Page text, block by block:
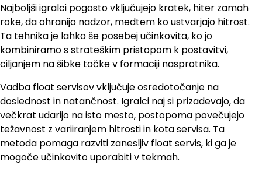
Najboljši igralci pogosto vključujejo kratek, hiter zamah
roke, da ohranijo nadzor, medtem ko ustvarjajo hitrost.
Ta tehnika je lahko še posebej učinkovita, ko jo
kombiniramo s strateškim pristopom k postavitvi,
ciljanjem na šibke točke v formaciji nasprotnika.
Vadba float servisov vključuje osredotočanje na
doslednost in natančnost. Igralci naj si prizadevajo, da
večkrat udarijo na isto mesto, postopoma povečujejo
težavnost z variiranjem hitrosti in kota servisa. Ta
metoda pomaga razviti zanesljiv float servis, ki ga je
mogoče učinkovito uporabiti v tekmah.